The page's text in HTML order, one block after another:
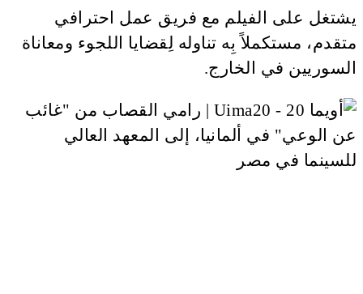
يشتغل على الفيلم مع فريق عمل احترافي
متقدم، مستكملاً بِه تناوله لِقضايا اللجوء ومعاناة
السوريين في الخارج.